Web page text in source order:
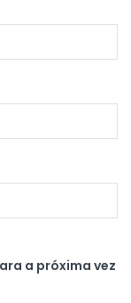
a próxima vez